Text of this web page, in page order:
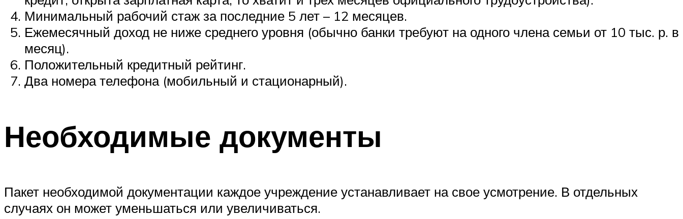
Минимальный рабочий стаж за последние 5 лет – 12 месяцев.
Ежемесячный доход не ниже среднего уровня (обычно банки требуют на одного члена семьи от 10 тыс. р. в
месяц).
Положительный кредитный рейтинг.
Два номера телефона (мобильный и стационарный).
Необходимые документы
Пакет необходимой документации каждое учреждение устанавливает на свое усмотрение. В отдельных
случаях он может уменьшаться или увеличиваться.